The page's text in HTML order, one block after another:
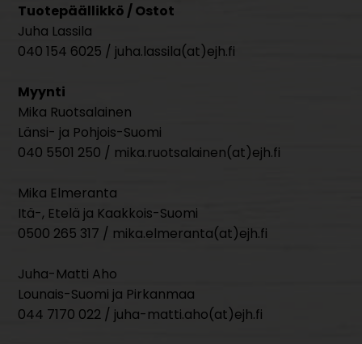
Tuotepäällikkö / Ostot
Juha Lassila
040 154 6025 / juha.lassila(at)ejh.fi
Myynti
Mika Ruotsalainen
Länsi- ja Pohjois-Suomi
040 5501 250 / mika.ruotsalainen(at)ejh.fi
Mika Elmeranta
Itä-, Etelä ja Kaakkois-Suomi
0500 265 317 / mika.elmeranta(at)ejh.fi
Juha-Matti Aho
Lounais-Suomi ja Pirkanmaa
044 7170 022 / juha-matti.aho(at)ejh.fi